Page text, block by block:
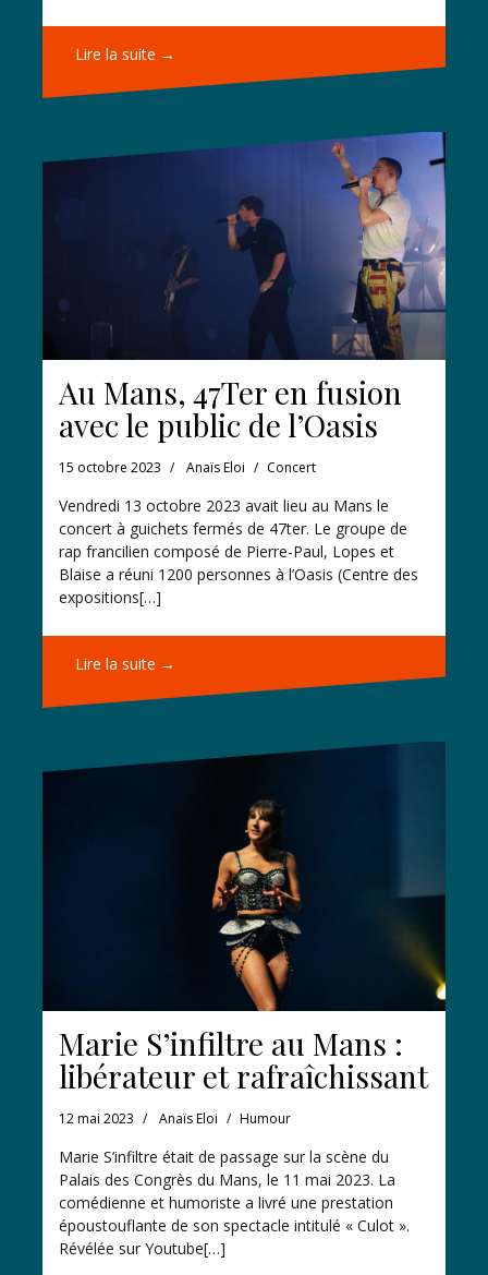
Lire la suite →
Au Mans, 47Ter en fusion
avec le public de l’Oasis
15 octobre 2023 Anaïs Eloi Concert
Vendredi 13 octobre 2023 avait lieu au Mans le
concert à guichets fermés de 47ter. Le groupe de
rap francilien composé de Pierre-Paul, Lopes et
Blaise a réuni 1200 personnes à l’Oasis (Centre des
expositions[…]
Lire la suite →
Marie S’infiltre au Mans :
libérateur et rafraîchissant
12 mai 2023 Anaïs Eloi Humour
Marie S’infiltre était de passage sur la scène du
Palais des Congrès du Mans, le 11 mai 2023. La
comédienne et humoriste a livré une prestation
époustouflante de son spectacle intitulé « Culot ».
Révélée sur Youtube[…]